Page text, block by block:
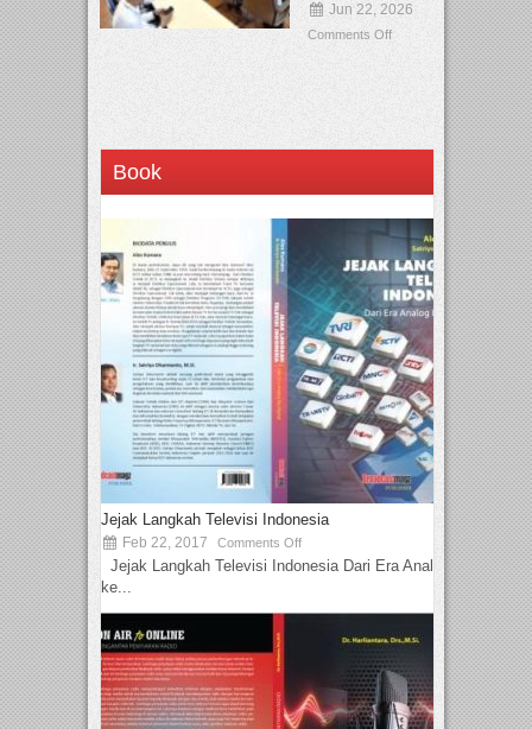
Jun 22, 2026
Comments Off
Book
Jejak Langkah Televisi Indonesia
Feb 22, 2017 Comments Off
Jejak Langkah Televisi Indonesia Dari Era Analog
ke...